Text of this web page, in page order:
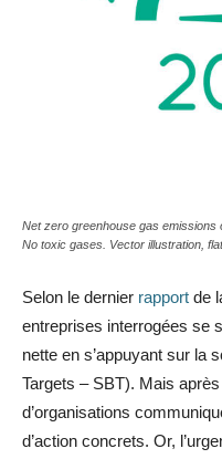
Net zero greenhouse gas emissions
No toxic gases. Vector illustration,
Selon le dernier rapport de
entreprises interrogées se
nette en s’appuyant sur la
Targets – SBT). Mais
d’organisations
d’action concrets. Or,